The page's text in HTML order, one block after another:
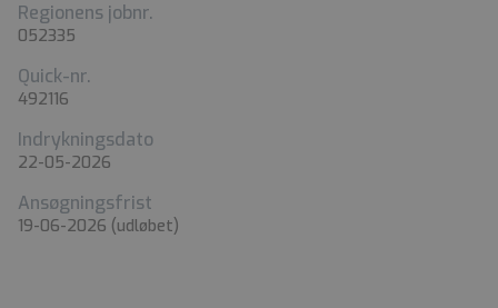
Regionens jobnr.
052335
Quick-nr.
492116
Indrykningsdato
22-05-2026
Ansøgningsfrist
19-06-2026 (udløbet)